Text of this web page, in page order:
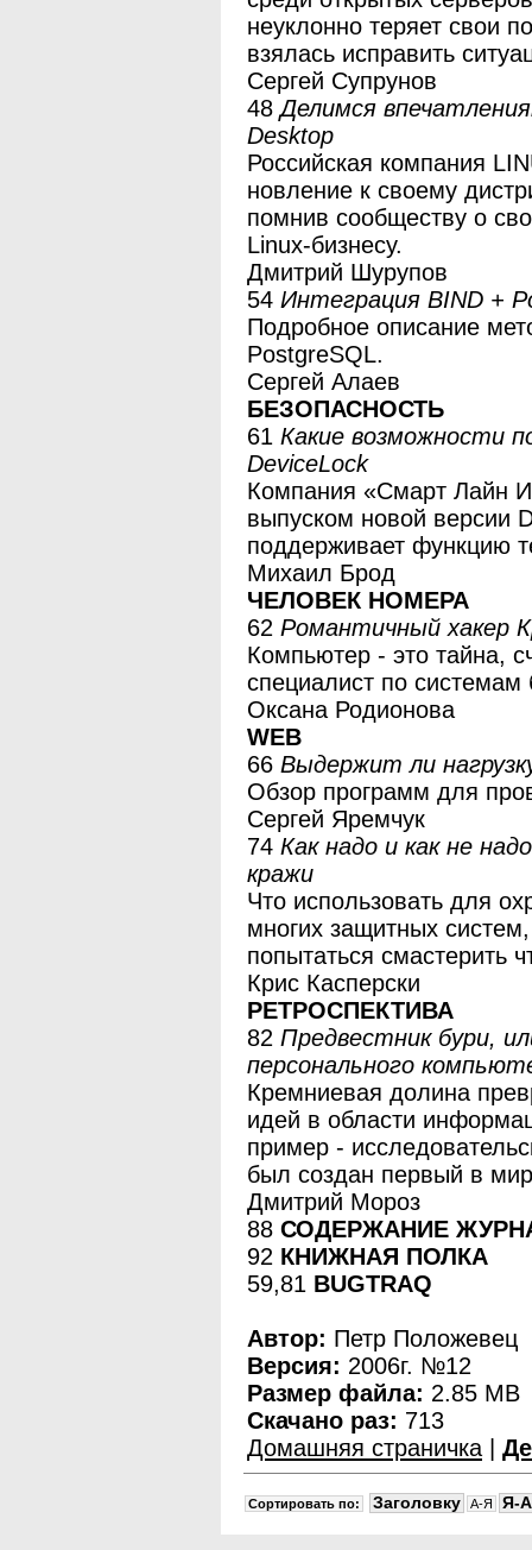
неуклонно теряет свои
взялась исправить
Сергей Супрунов
48Делимся
Desktop
Российская компания
новление к своему
помнив сообществу о
Linux-бизнесу.
Дмитрий Шурупов
54 Интеграция BIND +
Подробное описание
PostgreSQL.
Сергей Алаев
БЕЗОПАСНОСТЬ
61 Какие возможности
DeviceLock
Компания «Смарт Лайн
выпуском новой версии
поддерживает функцию
Михаил Брод
ЧЕЛОВЕК НОМЕРА
62 Романтичный хакер
Компьютер - это тайна,
специалист по системам
Оксана Родионова
WEB
66 Выдержит ли
Обзор программ для
Сергей Яремчук
74 Как надо и как не
кражи
Что использовать для
многих защитных
попытаться смастерить
Крис Касперски
РЕТРОСПЕКТИВА
82 Предвестник бури,
персонального
Кремниевая долина
идей в области
пример -
был создан первый в
Дмитрий Мороз
88 СОДЕРЖАНИЕ
92 КНИЖНАЯ ПОЛКА
59,81 BUGTRAQ
Автор: Петр Положевец
Версия: 2006г. №12
Размер файла: 2.85 MB
Скачано раз: 713
Домашняя страничка
Сортировать по: Заголовку A-Я Я-A